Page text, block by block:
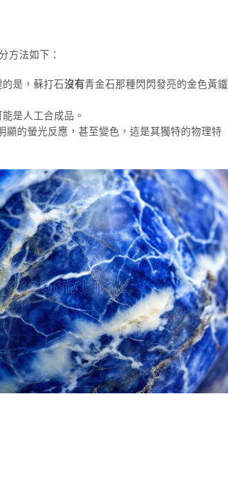
方法如下：
是，蘇打石沒有青金石那種閃閃發亮的金色黃鐵
是人工合成品。
的螢光反應，甚至變色，這是其獨特的物理特